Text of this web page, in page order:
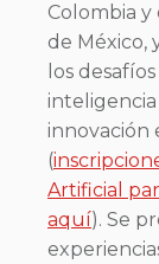
Colombia
de México,
los
inteligencia
innovación
(
Artificial
aquí). Se